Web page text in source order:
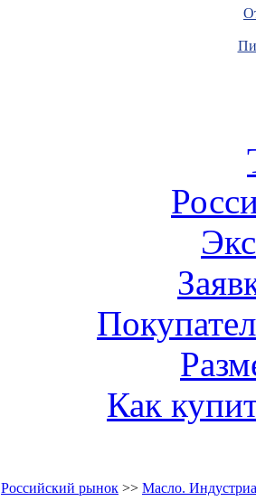
Как
Российский рынок >> Масло.